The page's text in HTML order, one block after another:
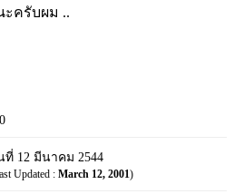
ะครับผม ..
ที่ 12 มีนาคม 2544
Updated : March 12, 2001)